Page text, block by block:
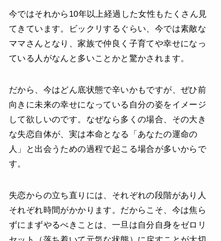
今ではそれから10年以上経過した女性もたくさん見
てきています。ビックリするぐらい、今では素敵な
ママさんとなり、家族で仲良く子育てや幸せになっ
ている人がなんと多いことかと驚かされます。
だから、今はどん底状態で辛いかもですが、ぜひ前
向きに未来の幸せになっている自分の姿をイメージ
して欲しいのです。なぜなら多くの場合、その大き
な失恋自体が、実は本命となる「あなたの運命の
人」と出会うための過程で起こる場合が多いからで
す。
失恋からの立ち直りには、それぞれの段階があり人
それぞれ時間がかかります。だからこそ、今は焦ら
ずにまずやるべきことは、一旦は自分自身をゼロリ